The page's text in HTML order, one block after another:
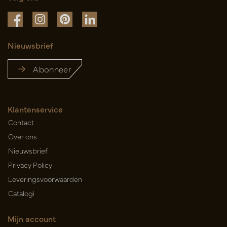
Nieuwsbrief
Abonneer
Klantenservice
Contact
Over ons
Nieuwsbrief
Privacy Policy
Leveringsvoorwaarden
Catalogi
Mijn account